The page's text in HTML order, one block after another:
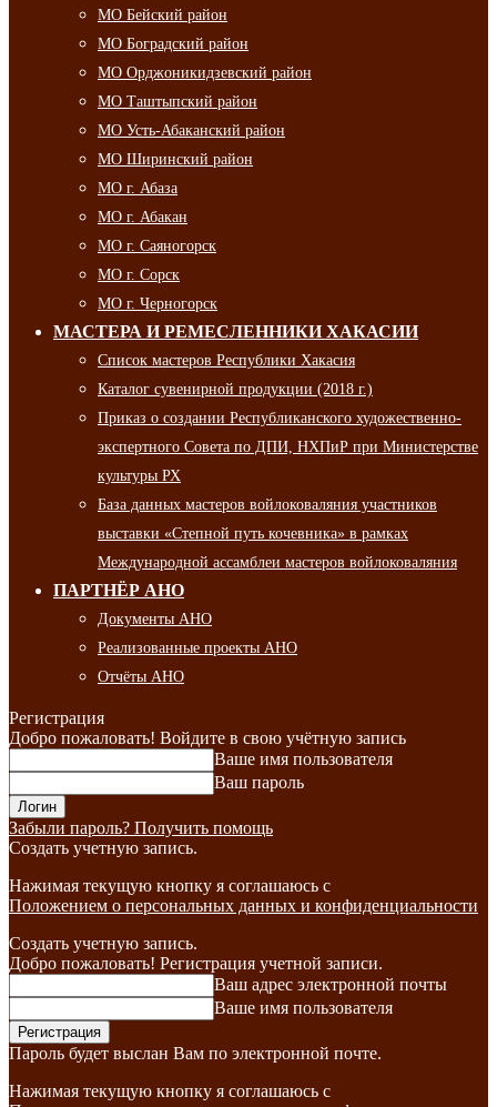
МО Бейский район
МО Боградский район
МО Орджоникидзевский район
МО Таштыпский район
МО Усть-Абаканский район
МО Ширинский район
МО г. Абаза
МО г. Абакан
МО г. Саяногорск
МО г. Сорск
МО г. Черногорск
МАСТЕРА И РЕМЕСЛЕННИКИ ХАКАСИИ
Список мастеров Республики Хакасия
Каталог сувенирной продукции (2018 г.)
Приказ о создании Республиканского художественно-
экспертного Совета по ДПИ, НХПиР при Министерстве
культуры РХ
База данных мастеров войлоковаляния участников
выставки «Степной путь кочевника» в рамках
Международной ассамблеи мастеров войлоковаляния
ПАРТНЁР АНО
Документы АНО
Реализованные проекты АНО
Отчёты АНО
Регистрация
Добро пожаловать! Войдите в свою учётную запись
Ваше имя пользователя
Ваш пароль
Забыли пароль? Получить помощь
Создать учетную запись.
Нажимая текущую кнопку я соглашаюсь с
Положением о персональных данных и конфиденциальности
Создать учетную запись.
Добро пожаловать! Регистрация учетной записи.
Ваш адрес электронной почты
Ваше имя пользователя
Пароль будет выслан Вам по электронной почте.
Нажимая текущую кнопку я соглашаюсь с